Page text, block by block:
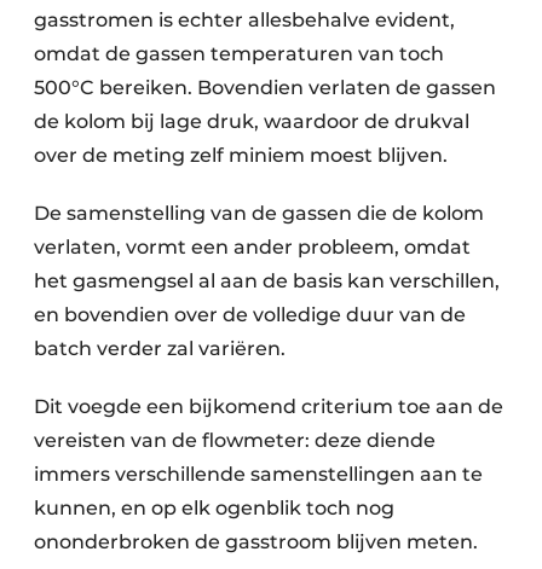
gasstromen is echter allesbehalve evident,
omdat de gassen temperaturen van toch
500°C bereiken. Bovendien verlaten de gassen
de kolom bij lage druk, waardoor de drukval
over de meting zelf miniem moest blijven.
De samenstelling van de gassen die de kolom
verlaten, vormt een ander probleem, omdat
het gasmengsel al aan de basis kan verschillen,
en bovendien over de volledige duur van de
batch verder zal variëren.
Dit voegde een bijkomend criterium toe aan de
vereisten van de flowmeter: deze diende
immers verschillende samenstellingen aan te
kunnen, en op elk ogenblik toch nog
ononderbroken de gasstroom blijven meten.